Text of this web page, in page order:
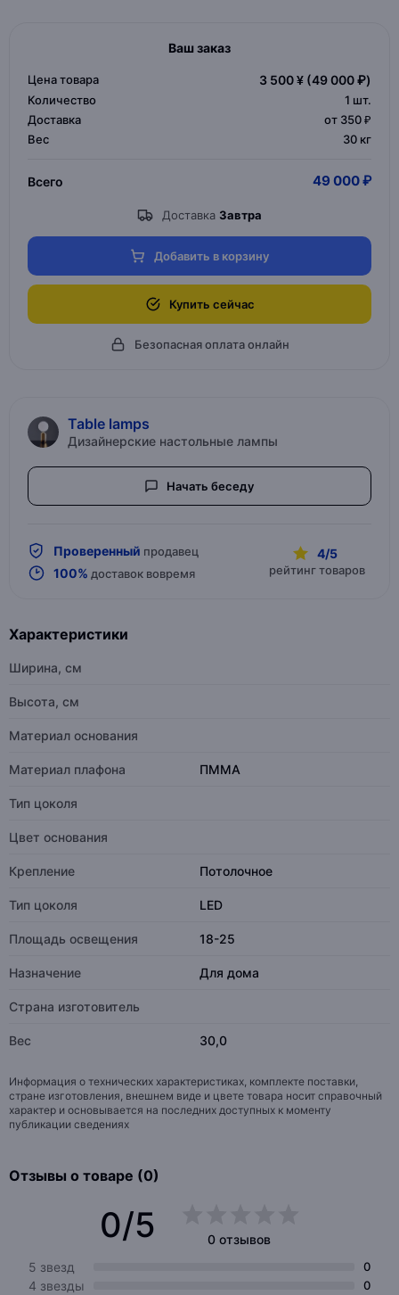
Ваш заказ
Цена товара 3 500 ¥ (49 000 ₽)
Количество 1 шт.
Доставка
от 350 ₽
Вес
30 кг
Всего 49 000 ₽
Доставка Завтра
Добавить в корзину
Купить сейчас
Безопасная оплата онлайн
Table lamps
Дизайнерские настольные лампы
Начать беседу
Проверенный продавец
100% доставок вовремя
4/5
рейтинг товаров
Характеристики
Ширина, см
Высота, см
Материал основания
Материал плафона ПММА
Тип цоколя
Цвет основания
Крепление Потолочное
Тип цоколя LED
Площадь освещения 18-25
Назначение Для дома
Страна изготовитель
Вес 30,0
Информация о технических характеристиках, комплекте поставки,
стране изготовления, внешнем виде и цвете товара носит справочный
характер и основывается на последних доступных к моменту
публикации сведениях
Отзывы о товаре (0)
0/5
0 отзывов
5 звезд
0
4 звезды 0